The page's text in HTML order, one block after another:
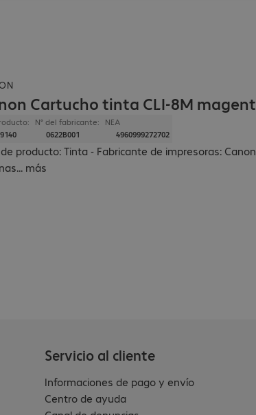
Cartucho tinta CLI-8M
N° del fabricante:
0622B001
NEA
4960999272702
producto: Tinta - Fabricante de impresoras:
... más
Servicio al cliente
Informaciones de pago y envío
Centro de ayuda